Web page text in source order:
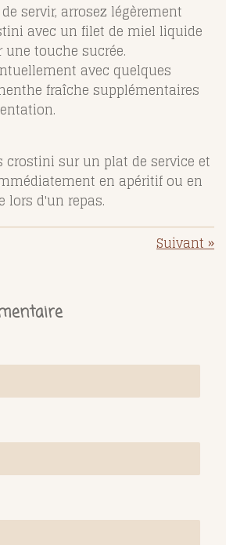
servir, arrosez légèrement
avec un filet de miel liquide
touche sucrée.
avec quelques
fraîche supplémentaires
crostini sur un plat de service et
en apéritif ou en
lors d'un repas.
Suivant»